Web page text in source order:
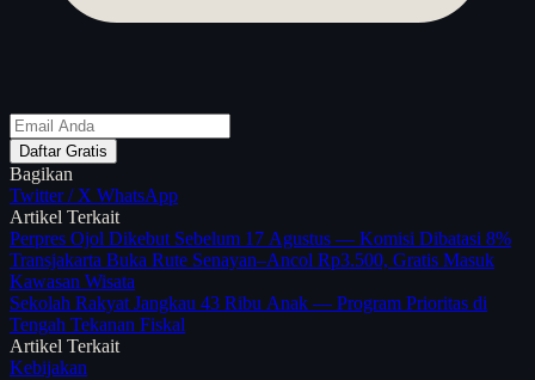
Daftar Gratis
Bagikan
Twitter / X WhatsApp
Artikel Terkait
Perpres Ojol Dikebut Sebelum 17 Agustus — Komisi Dibatasi 8%
Transjakarta Buka Rute Senayan–Ancol Rp3.500, Gratis Masuk
Kawasan Wisata
Sekolah Rakyat Jangkau 43 Ribu Anak — Program Prioritas di
Tengah Tekanan Fiskal
Artikel Terkait
Kebijakan